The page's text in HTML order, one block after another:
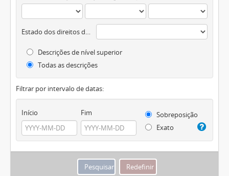
Estado dos direitos de autor
Descrições de nível superior
Todas as descrições
Filtrar por intervalo de datas:
Início Fim
Sobreposição
Exato